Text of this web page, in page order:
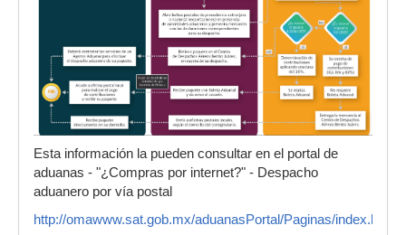
Esta información la pueden consultar en el portal de
aduanas - "¿Compras por internet?" - Despacho
aduanero por vía postal
http://omawww.sat.gob.mx/aduanasPortal/Paginas/